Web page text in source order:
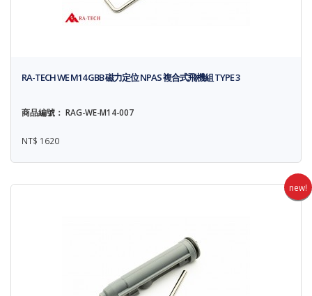
RA-TECH WE M14 GBB 磁力定位 NPAS 複合式飛機組 TYPE 3
商品編號： RAG-WE-M14-007
NT$ 1620
new!